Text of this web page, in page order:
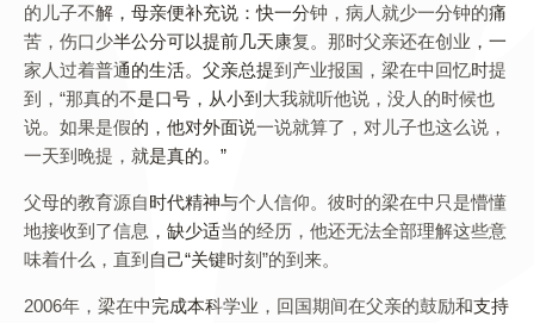
的儿子不解，母亲便补充说：快一分钟，病人就少一分钟的痛
苦，伤口少半公分可以提前几天康复。那时父亲还在创业，一
家人过着普通的生活。父亲总提到产业报国，梁在中回忆时提
到，“那真的不是口号，从小到大我就听他说，没人的时候也
说。如果是假的，他对外面说一说就算了，对儿子也这么说，
一天到晚提，就是真的。”
父母的教育源自时代精神与个人信仰。彼时的梁在中只是懵懂
地接收到了信息，缺少适当的经历，他还无法全部理解这些意
味着什么，直到自己“关键时刻”的到来。
2006年，梁在中完成本科学业，回国期间在父亲的鼓励和支持